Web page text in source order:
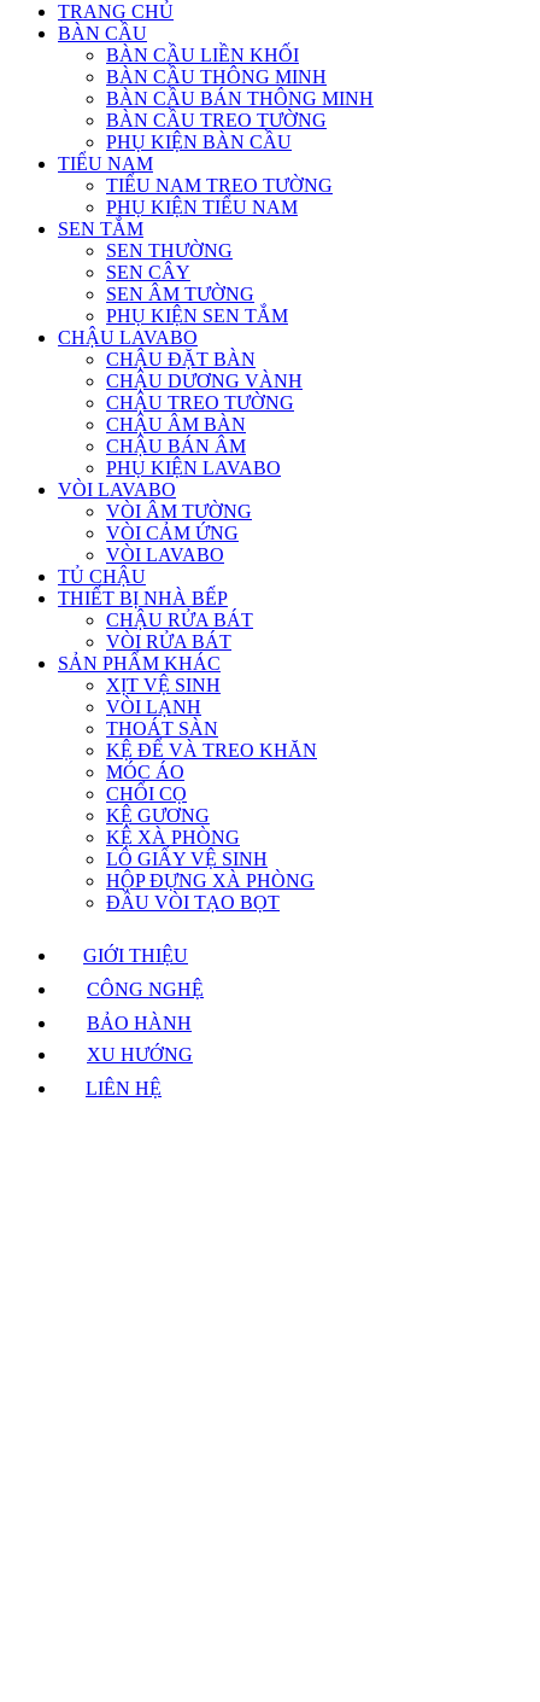
TRANG CHỦ
BÀN CẦU
BÀN CẦU LIỀN KHỐI
BÀN CẦU THÔNG MINH
BÀN CẦU BÁN THÔNG MINH
BÀN CẦU TREO TƯỜNG
PHỤ KIỆN BÀN CẦU
TIỂU NAM
TIỂU NAM TREO TƯỜNG
PHỤ KIỆN TIỂU NAM
SEN TẮM
SEN THƯỜNG
SEN CÂY
SEN ÂM TƯỜNG
PHỤ KIỆN SEN TẮM
CHẬU LAVABO
CHẬU ĐẶT BÀN
CHẬU DƯƠNG VÀNH
CHẬU TREO TƯỜNG
CHẬU ÂM BÀN
CHẬU BÁN ÂM
PHỤ KIỆN LAVABO
VÒI LAVABO
VÒI ÂM TƯỜNG
VÒI CẢM ỨNG
VÒI LAVABO
TỦ CHẬU
THIẾT BỊ NHÀ BẾP
CHẬU RỬA BÁT
VÒI RỬA BÁT
SẢN PHẨM KHÁC
XỊT VỆ SINH
VÒI LẠNH
THOÁT SÀN
KỆ ĐỂ VÀ TREO KHĂN
MÓC ÁO
CHỔI CỌ
KỆ GƯƠNG
KỆ XÀ PHÒNG
LÔ GIẤY VỆ SINH
HỘP ĐỰNG XÀ PHÒNG
ĐẦU VÒI TẠO BỌT
GIỚI THIỆU
CÔNG NGHỆ
BẢO HÀNH
XU HƯỚNG
LIÊN HỆ